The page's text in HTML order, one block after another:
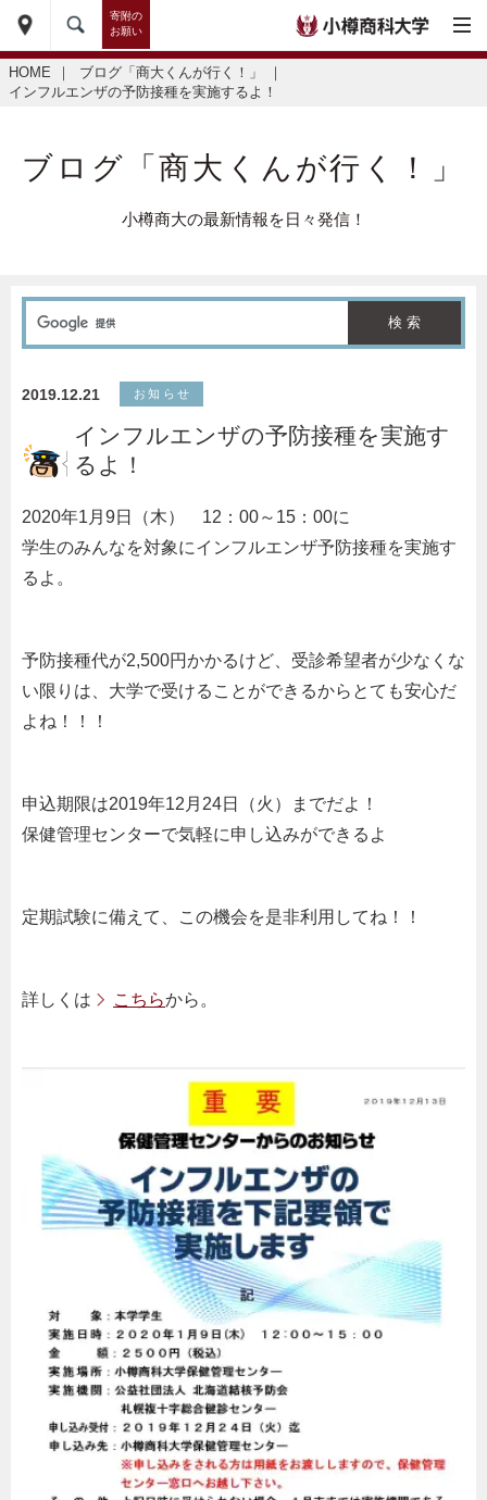
寄附の
お願い
HOME ｜ ブログ「商大くんが行く！」
｜
インフルエンザの予防接種を実施するよ！
ブログ「商大くんが行く！」
小樽商大の最新情報を日々発信！
2019.12.21 お知らせ
インフルエンザの予防接種を実施す
るよ！
2020年1月9日（木） 12：00～15：00に
学生のみんなを対象にインフルエンザ予防接種を実施す
るよ。
予防接種代が2,500円かかるけど、受診希望者が少なくな
い限りは、大学で受けることができるからとても安心だ
よね！！！
申込期限は2019年12月24日（火）までだよ！
保健管理センターで気軽に申し込みができるよ
定期試験に備えて、この機会を是非利用してね！！
詳しくは こちらから。